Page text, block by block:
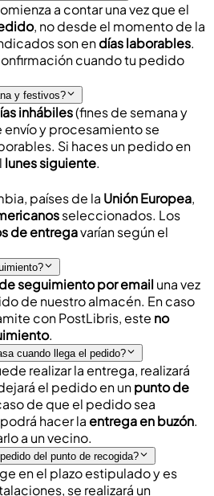
a contar una vez que el
, no desde el momento de la
son endías laborables.
cuando tu pedido
y festivos?
inhábiles(fines de semana y
y procesamiento se
. Si haces un pedido en
lunes siguiente.
países de la Unión Europea,
seleccionados. Los
de entregavarían según el
seguimiento por emailuna vez
de nuestro almacén. En caso
conPostLibris, este no
.
cuando llega el pedido?
realizar la entrega, realizará
el pedido en unpunto de
de que el pedido sea
hacer laentrega en buzón.
a un vecino.
del punto de recogida?
en el plazo estipulado y es
se realizará un